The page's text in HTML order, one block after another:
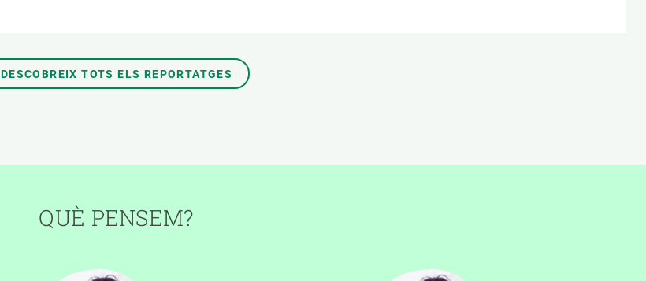
DESCOBREIX TOTS ELS REPORTATGES
QUÈ PENSEM?